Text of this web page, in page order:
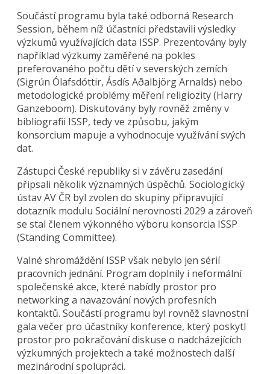
Součástí programu byla také odborná Research
Session, během níž účastníci představili výsledky
výzkumů využívajících data ISSP. Prezentovány byly
například výzkumy zaměřené na pokles
preferovaného počtu dětí v severských zemích
(Sigrún Ólafsdóttir, Ásdís Aðalbjörg Arnalds) nebo
metodologické problémy měření religiozity (Harry
Ganzeboom). Diskutovány byly rovněž změny v
bibliografii ISSP, tedy ve způsobu, jakým
konsorcium mapuje a vyhodnocuje využívání svých
dat.
Zástupci České republiky si v závěru zasedání
připsali několik významných úspěchů. Sociologický
ústav AV ČR byl zvolen do skupiny připravující
dotazník modulu Sociální nerovnosti 2029 a zároveň
se stal členem výkonného výboru konsorcia ISSP
(Standing Committee).
Valné shromáždění ISSP však nebylo jen sérií
pracovních jednání. Program doplnily i neformální
společenské akce, které nabídly prostor pro
networking a navazování nových profesních
kontaktů. Součástí programu byl rovněž slavnostní
gala večer pro účastníky konference, který poskytl
prostor pro pokračování diskuse o nadcházejících
výzkumných projektech a také možnostech další
mezinárodní spolupráci.